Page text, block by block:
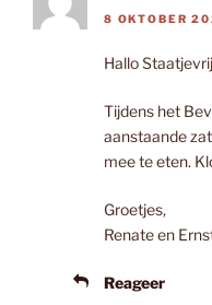
8 OKTOBER
Hallo
Tijdens het
aanstaande
mee te eten.
Groetjes,
Renate en
Reageer